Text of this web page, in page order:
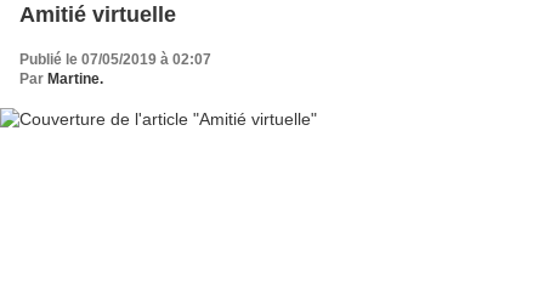
Amitié virtuelle
Publié le 07/05/2019 à 02:07
Par Martine.